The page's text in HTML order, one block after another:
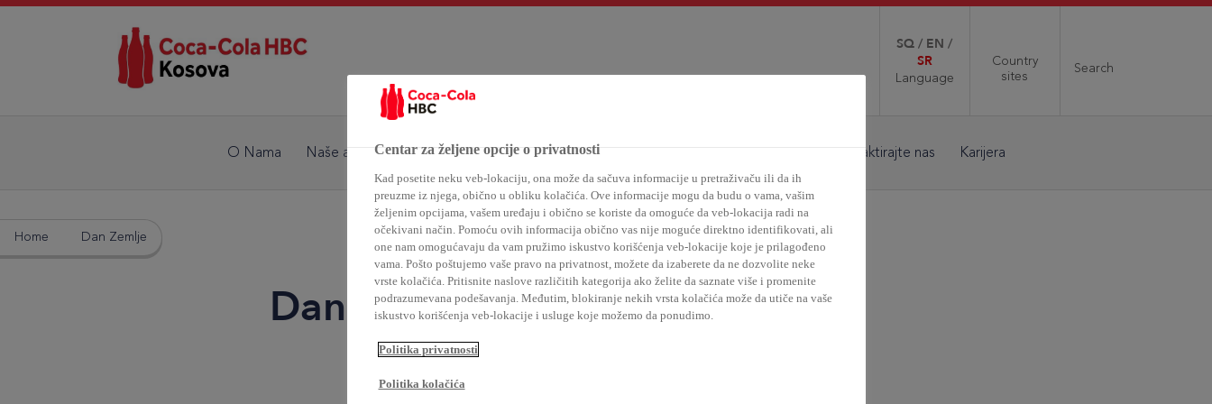
SQ / EN /
SR
Language
Country
sites
Search
O Nama Naše aktivnosti Naš portfolio 24/7 Održivo poslovanje Kontaktirajte nas Karijera
Home Dan Zemlje
Dan Zemlje
Centar za željene opcije o privatnosti
Kad posetite neku veb-lokaciju, ona može da sačuva informacije u pretraživaču ili da ih
preuzme iz njega, obično u obliku kolačića. Ove informacije mogu da budu o vama, vašim
željenim opcijama, vašem uređaju i obično se koriste da omoguće da veb-lokacija radi na
očekivani način. Pomoću ovih informacija obično vas nije moguće direktno identifikovati, ali
one nam omogućavaju da vam pružimo iskustvo korišćenja veb-lokacije koje je prilagođeno
vama. Pošto poštujemo vaše pravo na privatnost, možete da izaberete da ne dozvolite neke
vrste kolačića. Pritisnite naslove različitih kategorija ako želite da saznate više i promenite
podrazumevana podešavanja. Međutim, blokiranje nekih vrsta kolačića može da utiče na vaše
iskustvo korišćenja veb-lokacije i usluge koje možemo da ponudimo.
Politika privatnosti
Politika kolačića